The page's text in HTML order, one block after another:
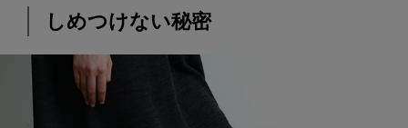
しめつけない秘密